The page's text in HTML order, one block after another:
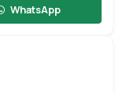
WhatsApp